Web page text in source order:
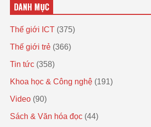
DANH MỤC
Thế giới ICT (375)
Thế giới trẻ (366)
Tin tức (358)
Khoa học & Công nghệ (191)
Video (90)
Sách & Văn hóa đọc (44)